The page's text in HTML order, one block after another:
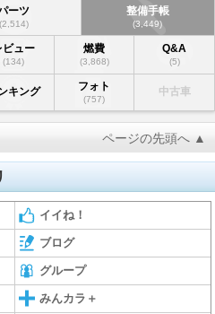
ーツ
(2,514)
整備手帳
(3,449)
ビュー
(134)
燃費
(3,868)
Q&A
(5)
キング フォト
(757)
中古車
ページの先頭へ ▲
イイね！
ブログ
グループ
みんカラ＋